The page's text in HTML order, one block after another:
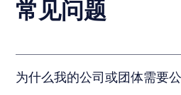
常见问题
为什么我的公司或团体需要